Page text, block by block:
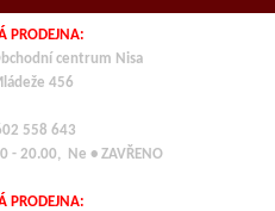
PRODEJNA:
centrum Nisa
456
558 643
- 20.00, Ne • ZAVŘENO
PRODEJNA: